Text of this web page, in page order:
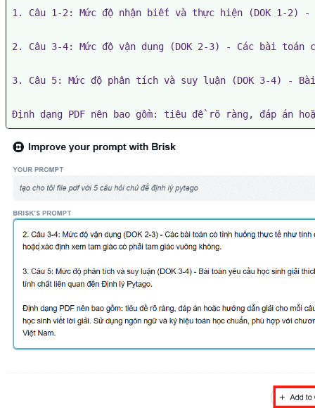
1. Câu 1-2: Mức độ nhận biết và thực hiện (DOK 1-2)
2. Câu 3-4: Mức độ vận dụng (DOK 2-3) - Các bài
3. Câu 5: Mức độ phân tích và suy luận (DOK 3-4) -
Định dạng PDF nên bao gồm: tiêu đề rõ ràng, đáp án